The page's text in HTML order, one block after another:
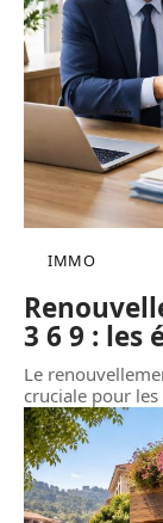
IMMO
3 6 9 : les
Le
cruciale pour